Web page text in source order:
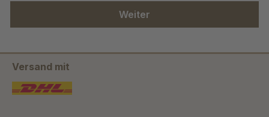
Weiter
Versand mit